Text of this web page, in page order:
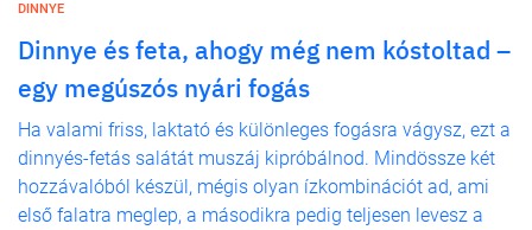
DINNYE
Dinnye és feta, ahogy még nem kóstoltad –
egy megúszós nyári fogás
Ha valami friss, laktató és különleges fogásra vágysz, ezt a
dinnyés-fetás salátát muszáj kipróbálnod. Mindössze két
hozzávalóból készül, mégis olyan ízkombinációt ad, ami
első falatra meglep, a másodikra pedig teljesen levesz a